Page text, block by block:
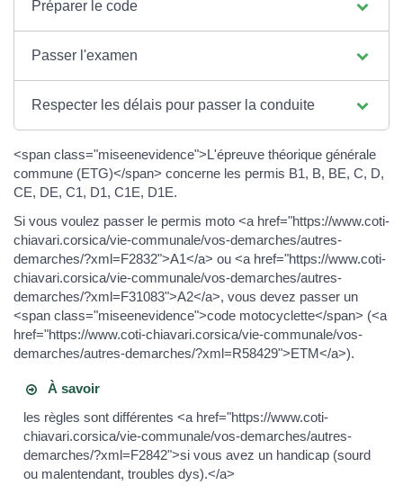
Préparer le code
Passer l'examen
Respecter les délais pour passer la conduite
<span class="miseenevidence">L'épreuve théorique générale
commune (ETG)</span> concerne les permis B1, B, BE, C, D,
CE, DE, C1, D1, C1E, D1E.
Si vous voulez passer le permis moto <a href="https://www.coti-
chiavari.corsica/vie-communale/vos-demarches/autres-
demarches/?xml=F2832">A1</a> ou <a href="https://www.coti-
chiavari.corsica/vie-communale/vos-demarches/autres-
demarches/?xml=F31083">A2</a>, vous devez passer un
<span class="miseenevidence">code motocyclette</span> (<a
href="https://www.coti-chiavari.corsica/vie-communale/vos-
demarches/autres-demarches/?xml=R58429">ETM</a>).
À savoir
les règles sont différentes <a href="https://www.coti-
chiavari.corsica/vie-communale/vos-demarches/autres-
demarches/?xml=F2842">si vous avez un handicap (sourd
ou malentendant, troubles dys).</a>